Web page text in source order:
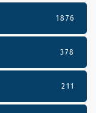
1876
378
211